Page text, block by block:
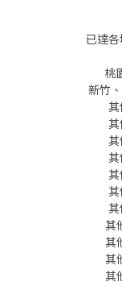
已達
桃
新竹
其
其
其
其
其
其
其
其
其
其
其